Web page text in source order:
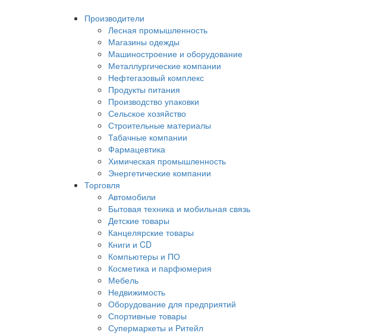
Производители
Лесная промышленность
Магазины одежды
Машиностроение и оборудование
Металлургические компании
Нефтегазовый комплекс
Продукты питания
Производство упаковки
Сельское хозяйство
Строительные материалы
Табачные компании
Фармацевтика
Химическая промышленность
Энергетические компании
Торговля
Автомобили
Бытовая техника и мобильная связь
Детские товары
Канцелярские товары
Книги и CD
Компьютеры и ПО
Косметика и парфюмерия
Мебель
Недвижимость
Оборудование для предприятий
Спортивные товары
Супермаркеты и Ритейл